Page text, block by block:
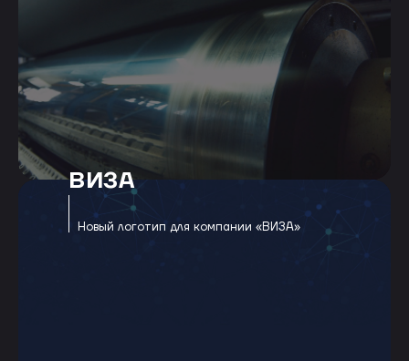
ВИЗА
Новый логотип для компании «ВИЗА»